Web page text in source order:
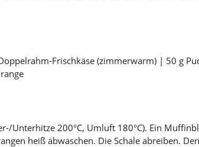
Frischkäse (zimmerwarm) | 50 g
Unterhitze 200°C, Umluft 180°C). Ein
heiß abwaschen. Die Schale abreiben.